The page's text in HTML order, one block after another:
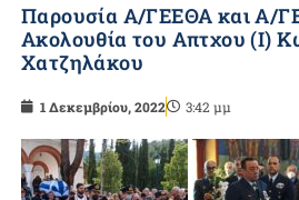
Παρουσία Α/ΓΕΕΘΑ και Α/
Ακολουθία του Απτχου (Ι)
Χατζηλάκου
1 Δεκεμβρίου, 2022 3:42 μμ